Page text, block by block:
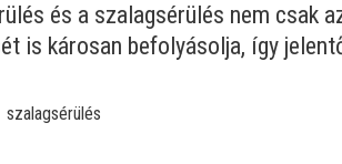
és a szalagsérülés nem csak
is károsan befolyásolja, így
szalagsérülés